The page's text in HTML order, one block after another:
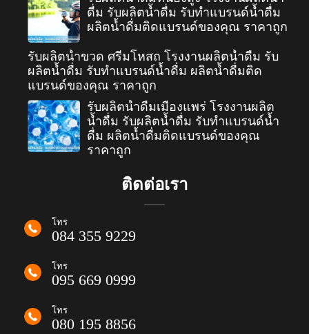
ดื่ม รับผลิตน้ำดื่ม รับทำแบรนด์น้ำดื่ม
ผลิตน้ำดื่มติดแบรนด์ของคุณ ราคาถูก
รับผลิตน้ำขวด ศรีมโหสถ โรงงานผลิตน้ำดื่ม รับ
ผลิตน้ำดื่ม รับทำแบรนด์น้ำดื่ม ผลิตน้ำดื่มติด
แบรนด์ของคุณ ราคาถูก
รับผลิตน้ำดื่มเมืองแพร่ โรงงานผลิต
น้ำดื่ม รับผลิตน้ำดื่ม รับทำแบรนด์น้ำ
ดื่ม ผลิตน้ำดื่มติดแบรนด์ของคุณ
ราคาถูก
ติดต่อเรา
โทร
084 355 9229
โทร
095 669 0999
โทร
080 195 8856